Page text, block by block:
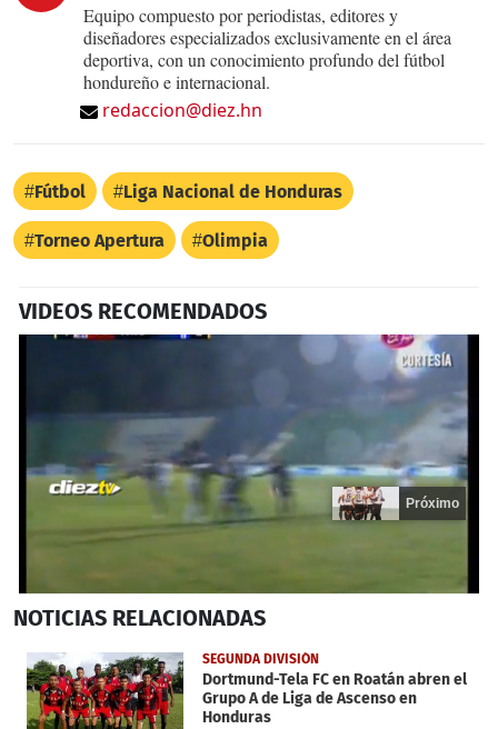
Equipo compuesto por periodistas, editores y
diseñadores especializados exclusivamente en el área
deportiva, con un conocimiento profundo del fútbol
hondureño e internacional.
redaccion@diez.hn
Fútbol Liga Nacional de Honduras
Torneo Apertura Olimpia
VIDEOS RECOMENDADOS
seconds
14
seconds
Próximo
NOTICIAS RELACIONADAS
SEGUNDA DIVISIÓN
Dortmund-Tela FC en Roatán abren el
Grupo A de Liga de Ascenso en
Honduras